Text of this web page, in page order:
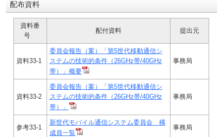
配布資料
資料番
号
配付資料 提出元
資料33-1
委員会報告（案）「第5世代移動通信シ
ステムの技術的条件（26GHz帯/40GHz
帯）」概要
事務局
資料33-2
委員会報告（案）「第5世代移動通信シ
ステムの技術的条件（26GHz帯/40GHz
帯）」
事務局
参考33-1
新世代モバイル通信システム委員会 構
成員一覧
事務局